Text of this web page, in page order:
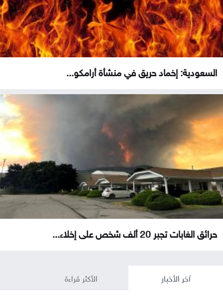
السعودية: إخماد حريق في منشأة أرامكو...
حرائق الغابات تجبر 20 ألف شخص على إخلاء...
آخر الأخبار الأكثر قراءة